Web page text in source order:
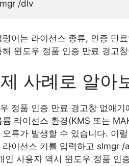
령어는 라이선스 종류, 인증 만
해 윈도우 정품 인증 만료 경고
사례로 알아
정품 인증 만료 경고창 없애
륨 라이선스 환경(KMS 또는
오류가 발생할 수 있습니다. 이
라이선스 키를 입력하고 slmgr /
인 사용자 역시 윈도우 정품 인